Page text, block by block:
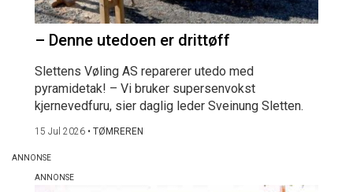
– Denne utedoen er drittøff
Slettens Vøling AS reparerer utedo med
pyramidetak! – Vi bruker supersenvokst
kjernevedfuru, sier daglig leder Sveinung Sletten.
15 Jul 2026 • TØMREREN